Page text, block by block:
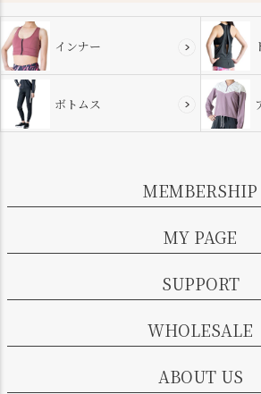
インナー
ボトムス
MEMBERSHIP
MY PAGE
SUPPORT
WHOLESALE
ABOUT US